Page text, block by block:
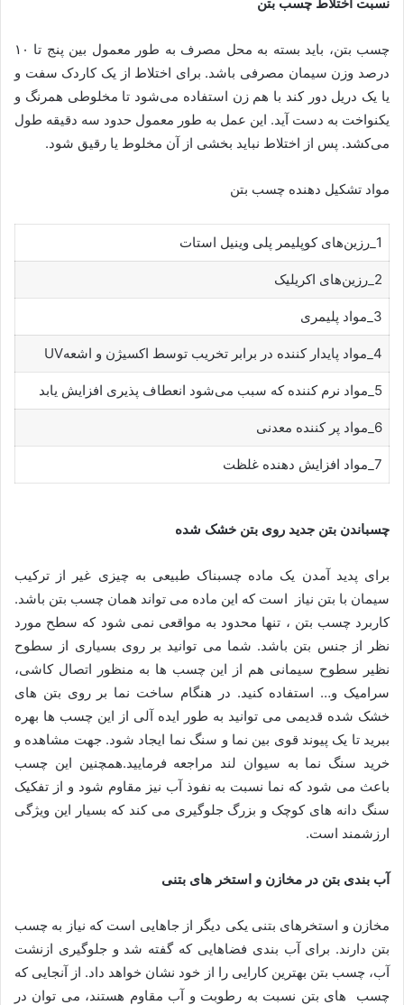
چسب بتن، باید بسته به محل مصرف به طور معمول بین پنج تا ۱۰
درصد وزن سیمان مصرفی باشد. برای اختلاط از یک کاردک سفت و
یا یک دریل دور کند با هم زن استفاده می‌شود تا مخلوطی همرنگ و
یکنواخت به دست آید. این عمل به طور معمول حدود سه دقیقه طول
می‌کشد. پس از اختلاط نباید بخشی از آن مخلوط یا رقیق شود.
مواد تشکیل دهنده چسب بتن
1_رزین‌های کوپلیمر پلی وینیل استات
2_رزین‌های اکریلیک
3_مواد پلیمری
4_مواد پایدار کننده در برابر تخریب توسط اکسیژن و اشعهUV
5_مواد نرم کننده که سبب می‌شود انعطاف پذیری افزایش یابد
6_مواد پر کننده معدنی
7_مواد افزایش دهنده غلظت
چسباندن بتن جدید روی بتن خشک شده
برای پدید آمدن یک ماده چسبناک طبیعی به چیزی غیر از ترکیب
سیمان با بتن نیاز است که این ماده می تواند همان چسب بتن باشد.
کاربرد چسب بتن ، تنها محدود به مواقعی نمی شود که سطح مورد
نظر از جنس بتن باشد. شما می توانید بر روی بسیاری از سطوح
نظیر سطوح سیمانی هم از این چسب ها به منظور اتصال کاشی،
سرامیک و… استفاده کنید. در هنگام ساخت نما بر روی بتن های
خشک شده قدیمی می توانید به طور ایده آلی از این چسب ها بهره
ببرید تا یک پیوند قوی بین نما و سنگ نما ایجاد شود. جهت مشاهده و
خرید سنگ نما به سیوان لند مراجعه فرمایید.همچنین این چسب
باعث می شود که نما نسبت به نفوذ آب نیز مقاوم شود و از تفکیک
سنگ دانه های کوچک و بزرگ جلوگیری می کند که بسیار این ویژگی
ارزشمند است.
آب بندی بتن در مخازن و استخر های بتنی
مخازن و استخرهای بتنی یکی دیگر از جاهایی است که نیاز به چسب
بتن دارند. برای آب بندی فضاهایی که گفته شد و جلوگیری ازنشت
آب، چسب بتن بهترین کارایی را از خود نشان خواهد داد. از آنجایی که
چسب های بتن نسبت به رطوبت و آب مقاوم هستند، می توان در